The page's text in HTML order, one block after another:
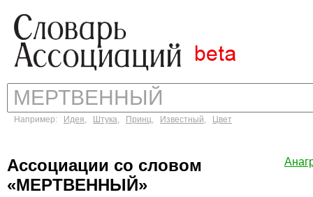
Например: Идея, Штука, Принц, Известный, Цвет
Ассоциации со словом
«МЕРТВЕННЫЙ»